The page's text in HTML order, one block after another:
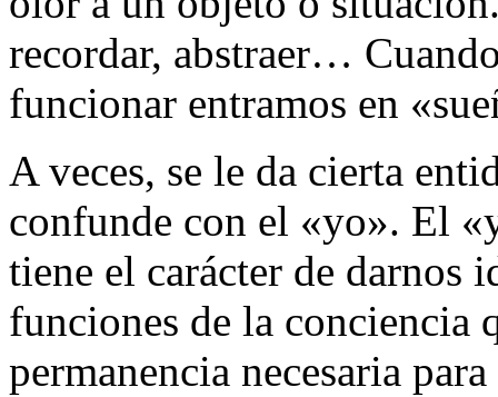
recordar, abstraer…
funcionar entramos en
A veces, se le da cierta
confunde con el «yo». El
tiene el carácter de darnos
funciones de la conciencia
permanencia necesaria para